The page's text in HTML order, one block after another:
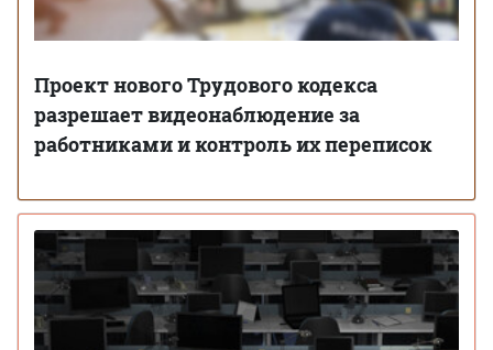
Проект нового Трудового кодекса
разрешает видеонаблюдение за
работниками и контроль их переписок